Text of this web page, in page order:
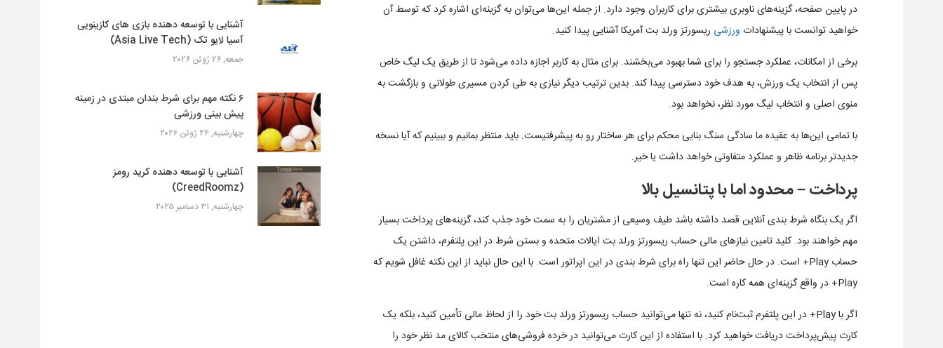
در پایین صفحه، گزینه‌های ناوبری بیشتری برای کاربران وجود دارد. از جمله این‌ها می‌توان به گزینه‌ای اشاره کرد که توسط آن
خواهید توانست با پیشنهادات ورزشی ریسورتز ورلد بت آمریکا آشنایی پیدا کنید.
برخی از امکانات، عملکرد جستجو را برای شما بهبود می‌بخشند. برای مثال به کاربر اجازه داده می‌شود تا از طریق یک لیگ خاص
پس از انتخاب یک ورزش، به هدف خود دسترسی پیدا کند. بدین ترتیب دیگر نیازی به طی کردن مسیری طولانی و بازگشت به
منوی اصلی و انتخاب لیگ مورد نظر، نخواهد بود.
با تمامی این‌ها به عقیده ما سادگی سنگ بنایی محکم برای هر ساختار رو به پیشرفتیست. باید منتظر بمانیم و ببینیم که آیا نسخه
جدیدتر برنامه ظاهر و عملکرد متفاوتی خواهد داشت یا خیر.
پرداخت‌ – ‌محدود اما با پتانسیل بالا
اگر یک بنگاه شرط بندی آنلاین قصد داشته باشد طیف وسیعی از مشتریان را به سمت خود جذب کند، گزینه‌های پرداخت بسیار
مهم خواهند بود. کلید تامین نیازهای مالی حساب ریسورتز ورلد بت ایالات متحده و بستن شرط در این پلتفرم، داشتن یک
حساب Play+ است. در حال حاضر این تنها راه برای شرط بندی در این اپراتور است. با این حال نباید از این نکته غافل شویم که
Play+ در واقع گزینه‌ای همه کاره است.
اگر با Play+ در این پلتفرم ثبت‌نام کنید، نه تنها می‌توانید حساب ریسورتز ورلد بت خود را از لحاظ مالی تأمین کنید، بلکه یک
کارت پیش‌پرداخت دریافت خواهید کرد. با استفاده از این کارت می‌توانید در خرده فروشی‌های منتخب کالای مد نظر خود را
آشنایی با توسعه دهنده بازی های کازینویی
آسیا لایو تک (Asia Live Tech)
جمعه, ۲۶ ژوئن ۲۰۲۶
۶ نکته مهم برای شرط بندان مبتدی در زمینه
پیش بینی ورزشی
چهارشنبه, ۲۴ ژوئن ۲۰۲۶
آشنایی با توسعه دهنده کرید رومز
(CreedRoomz)
چهارشنبه, ۳۱ دسامبر ۲۰۲۵